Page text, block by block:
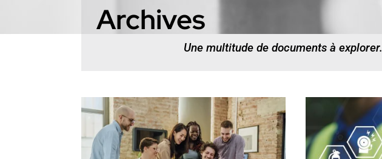
Archives
Une multitude de documents à explorer.